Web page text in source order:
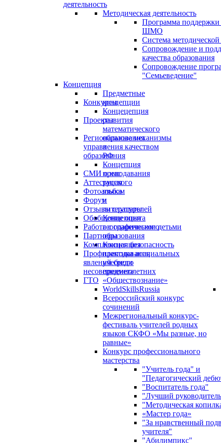
деятельность
Методическая деятельность
Программа
ШМО
Система
Сопровождение и
качества образования
Сопровождение
"Семьеведение"
Концепция
Предметные
концепции
Концецепция
развития
математического
образования
в
РФ
Концепция
преподавания
русского
языка
и
литературы
Концепция
географического
образования
Концепция
преподавания
учебного
предмета
«Обществознание»
Конкурсы
WorldSkillsRussia
Всероссийский конкурс
сочинений
Межрегиональный конкурс-
фестиваль учителей родных
языков СКФО «Мы разные, но
равные»
Конкурс профессионального
мастерства
"Учитель года" и
"Педагогический
"Воспитатель года"
"Лучший
"Методическая
«Мастер года»
"За нравственный
учителя"
"Абилимпикс"
Проекты
Региональные механизмы
управления качеством
образования
СМИ о нас
Аттестация
Фотоальбом
Форум
Отзывы слушателей
Обобщение опыта
Работа с одаренными детьми
Партнеры
Комплексная безопасность
Профилактика асоциальных
явлений среди
несовершеннолетних
ГТО